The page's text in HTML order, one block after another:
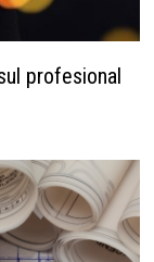
profesional